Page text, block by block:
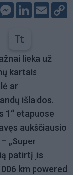
Messenger
LinkedIn
Email
lieka už
kartais
ar
išlaidos.
1“ etapuose
aukščiausio
„Super
patirtį jis
km powered